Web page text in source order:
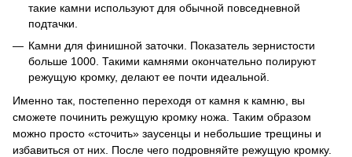
такие камни используют для обычной повседневной
подтачки.
Камни для финишной заточки. Показатель зернистости
больше 1000. Такими камнями окончательно полируют
режущую кромку, делают ее почти идеальной.
Именно так, постепенно переходя от камня к камню, вы
сможете починить режущую кромку ножа. Таким образом
можно просто «сточить» заусенцы и небольшие трещины и
избавиться от них. После чего подровняйте режущую кромку.